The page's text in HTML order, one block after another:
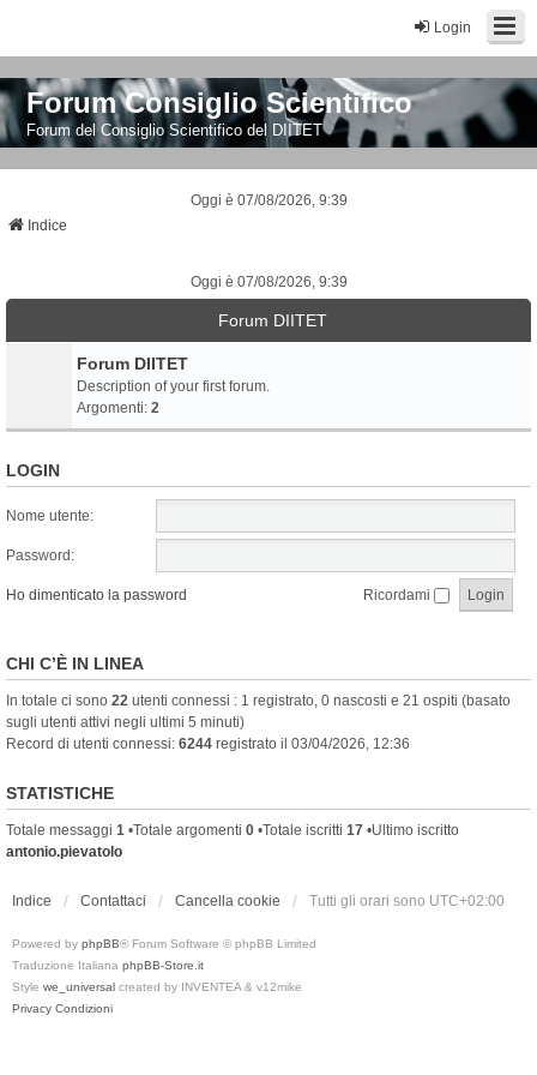
Login
Forum Consiglio Scientifico
Forum del Consiglio Scientifico del DIITET
Oggi è 07/08/2026, 9:39
Indice
Oggi è 07/08/2026, 9:39
Forum DIITET
Forum DIITET
Description of your first forum.
Argomenti: 2
LOGIN
Nome utente:
Password:
Ho dimenticato la password Ricordami
CHI C’È IN LINEA
In totale ci sono 22 utenti connessi : 1 registrato, 0 nascosti e 21 ospiti (basato
sugli utenti attivi negli ultimi 5 minuti)
Record di utenti connessi: 6244 registrato il 03/04/2026, 12:36
STATISTICHE
Totale messaggi 1 •Totale argomenti 0 •Totale iscritti 17 •Ultimo iscritto
antonio.pievatolo
Indice Contattaci Cancella cookie Tutti gli orari sono UTC+02:00
Powered by phpBB® Forum Software © phpBB Limited
Traduzione Italiana phpBB-Store.it
Style we_universal created by INVENTEA & v12mike
Privacy Condizioni